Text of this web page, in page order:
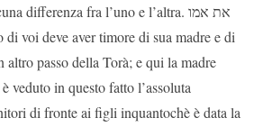
differenza fra l’uno e l’altra. את אמו
di voi deve aver timore di sua madre e di
altro passo della Torà; e qui la madre
veduto in questo fatto l’assoluta
di fronte ai figli inquantochè è data la